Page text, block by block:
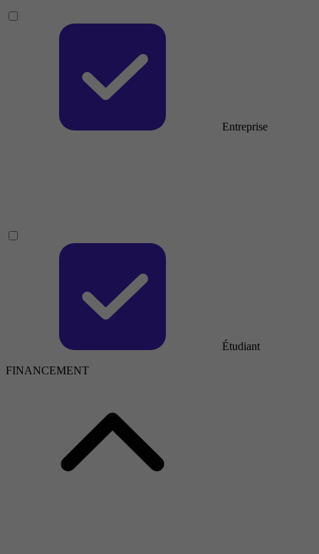
Entreprise
Étudiant
FINANCEMENT